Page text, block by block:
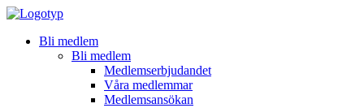
Bli medlem
Bli medlem
Medlemserbjudandet
Våra medlemmar
Medlemsansökan